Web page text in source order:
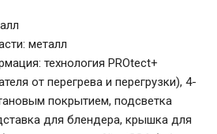
металл
технология PROtect+
от перегрева и перегрузки), 4-
покрытием, подсветка
для блендера, крышка для